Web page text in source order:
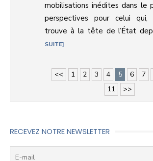
mobilisations inédites dans le
perspectives pour celui
trouve à la tête de l’État
SUITE
<< 1 2 3 4 5 6 7
11
>>
RECEVEZ NOTRE NEWSLETTER